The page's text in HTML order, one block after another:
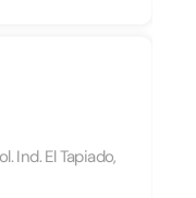
Ind. El Tapiado,